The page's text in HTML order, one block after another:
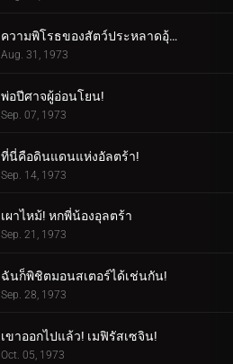
ความพิโรธของสัตว์ประหลาดอุ้มเด็ก!
Aug. 31, 1973
พ่อปีศาจผู้อ่อนโยน!
Sep. 07, 1973
ที่นี่คือดินแดนแห่งอัลตร้า!
Sep. 14, 1973
เผาไหม้! หกพี่น้องอุลตร้า
Sep. 21, 1973
ฉันก็พิชิตมอนสเตอร์ได้เช่นกัน!
Sep. 28, 1973
เขาออกไปแล้ว! เมฟิรัสเซจิน!
Oct. 05, 1973